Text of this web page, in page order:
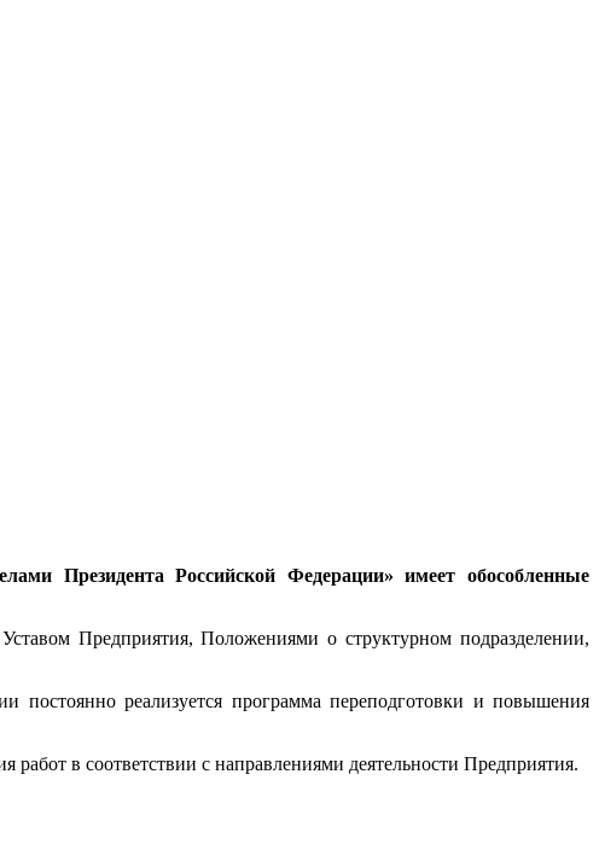
Президента Российской Федерации» имеет обособленные
Предприятия, Положениями о структурном подразделении,
постоянно реализуется программа переподготовки и повышения
в соответствии с направлениями деятельности Предприятия.